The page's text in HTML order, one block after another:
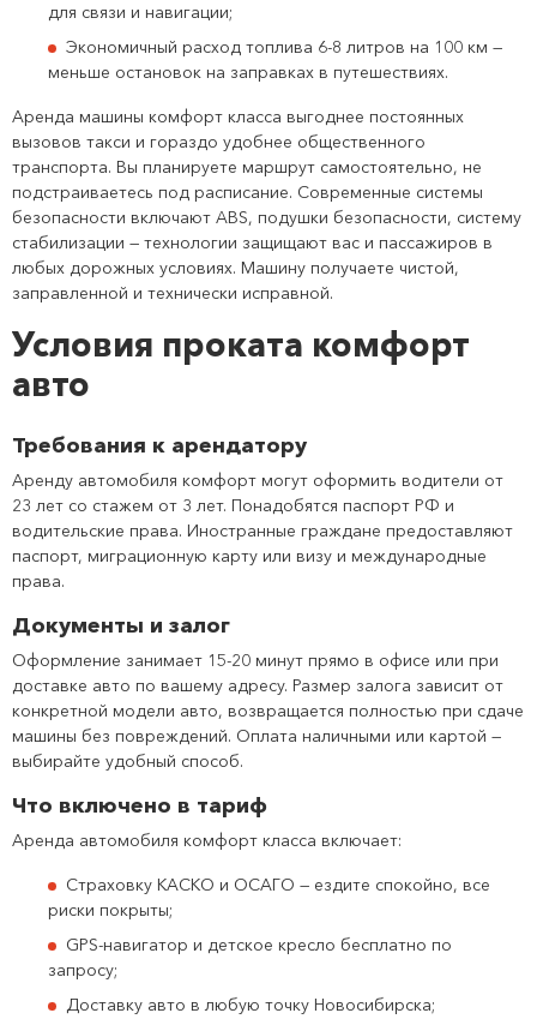
для связи и навигации;
Экономичный расход топлива 6-8 литров на 100 км —
меньше остановок на заправках в путешествиях.
Аренда машины комфорт класса выгоднее постоянных
вызовов такси и гораздо удобнее общественного
транспорта. Вы планируете маршрут самостоятельно, не
подстраиваетесь под расписание. Современные системы
безопасности включают ABS, подушки безопасности, систему
стабилизации — технологии защищают вас и пассажиров в
любых дорожных условиях. Машину получаете чистой,
заправленной и технически исправной.
Условия проката комфорт
авто
Требования к арендатору
Аренду автомобиля комфорт могут оформить водители от
23 лет со стажем от 3 лет. Понадобятся паспорт РФ и
водительские права. Иностранные граждане предоставляют
паспорт, миграционную карту или визу и международные
права.
Документы и залог
Оформление занимает 15-20 минут прямо в офисе или при
доставке авто по вашему адресу. Размер залога зависит от
конкретной модели авто, возвращается полностью при сдаче
машины без повреждений. Оплата наличными или картой —
выбирайте удобный способ.
Что включено в тариф
Аренда автомобиля комфорт класса включает:
Страховку КАСКО и ОСАГО — ездите спокойно, все
риски покрыты;
GPS-навигатор и детское кресло бесплатно по
запросу;
Доставку авто в любую точку Новосибирска;